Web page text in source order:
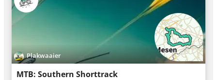
Plakwaaier
MTB: Southern Shorttrack